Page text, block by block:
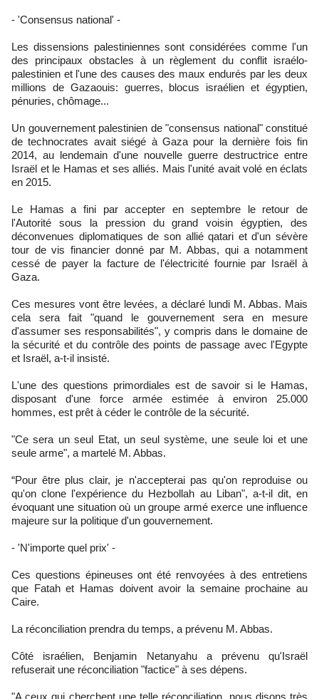
- 'Consensus national' -
Les dissensions palestiniennes sont considérées comme l'un
des principaux obstacles à un règlement du conflit israélo-
palestinien et l'une des causes des maux endurés par les deux
millions de Gazaouis: guerres, blocus israélien et égyptien,
pénuries, chômage...
Un gouvernement palestinien de "consensus national" constitué
de technocrates avait siégé à Gaza pour la dernière fois fin
2014, au lendemain d'une nouvelle guerre destructrice entre
Israël et le Hamas et ses alliés. Mais l'unité avait volé en éclats
en 2015.
Le Hamas a fini par accepter en septembre le retour de
l'Autorité sous la pression du grand voisin égyptien, des
déconvenues diplomatiques de son allié qatari et d'un sévère
tour de vis financier donné par M. Abbas, qui a notamment
cessé de payer la facture de l'électricité fournie par Israël à
Gaza.
Ces mesures vont être levées, a déclaré lundi M. Abbas. Mais
cela sera fait "quand le gouvernement sera en mesure
d'assumer ses responsabilités", y compris dans le domaine de
la sécurité et du contrôle des points de passage avec l'Egypte
et Israël, a-t-il insisté.
L'une des questions primordiales est de savoir si le Hamas,
disposant d'une force armée estimée à environ 25.000
hommes, est prêt à céder le contrôle de la sécurité.
"Ce sera un seul Etat, un seul système, une seule loi et une
seule arme", a martelé M. Abbas.
“Pour être plus clair, je n'accepterai pas qu'on reproduise ou
qu'on clone l'expérience du Hezbollah au Liban", a-t-il dit, en
évoquant une situation où un groupe armé exerce une influence
majeure sur la politique d'un gouvernement.
- 'N'importe quel prix' -
Ces questions épineuses ont été renvoyées à des entretiens
que Fatah et Hamas doivent avoir la semaine prochaine au
Caire.
La réconciliation prendra du temps, a prévenu M. Abbas.
Côté israélien, Benjamin Netanyahu a prévenu qu'Israël
refuserait une réconciliation "factice" à ses dépens.
"A ceux qui cherchent une telle réconciliation, nous disons très